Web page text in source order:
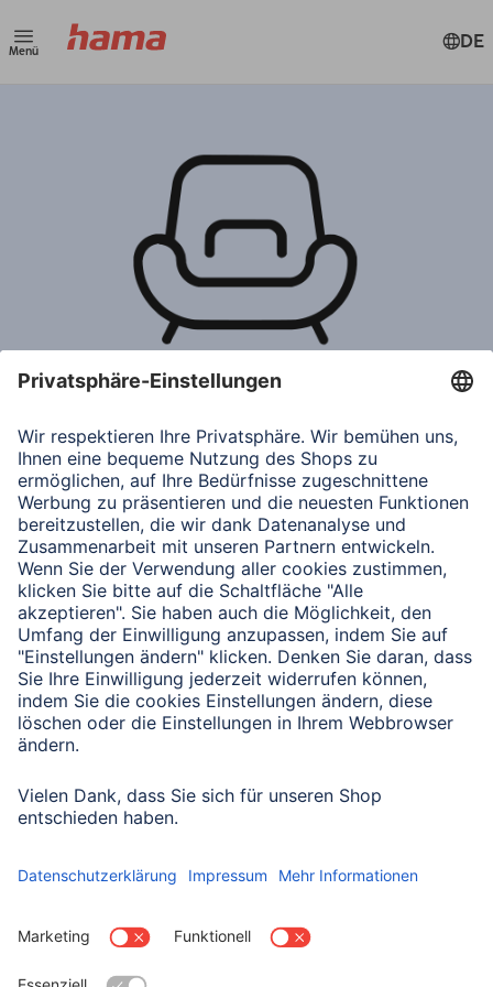
Menü DE
Hilfe & Anleitungen
zum Thema Wohnen
Für ein angenehmes Raumklima: von der Einrichtung
deiner Gadgets bis Fehlerbehebung. Hier findest du
alle wichtigen Informationen.
Hama Anleitungen
Alle Hilfe Seiten